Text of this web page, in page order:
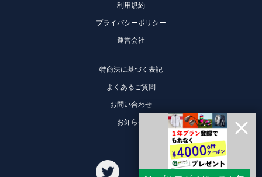
利用規約
プライバシーポリシー
運営会社
特商法に基づく表記
よくあるご質問
お問い合わせ
お知らせ